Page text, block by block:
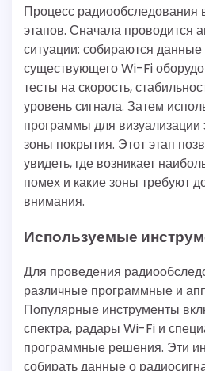
Процесс радиообследования
этапов. Сначала проводится
ситуации: собираются
существующего Wi-Fi
тесты на скорость,
уровень сигнала. Затем
программы для визуализации
зоны покрытия. Этот этап
увидеть, где возникает
помех и какие зоны требуют
внимания.
Используемые
Для проведения
различные программные и
Популярные инструменты
спектра, радары Wi-Fi и
программные решения. Эти
собирать данные о